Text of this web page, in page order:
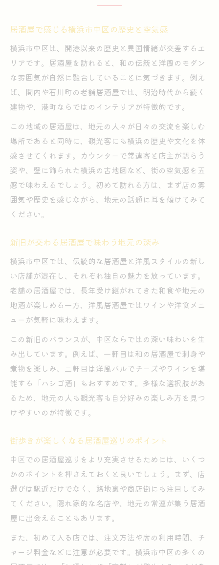
居酒屋で感じる横浜市中区の歴史と空気感
横浜市中区は、開港以来の歴史と異国情緒が交差するエ
リアです。居酒屋を訪れると、和の伝統と洋風のモダン
な雰囲気が自然に融合していることに気づきます。例え
ば、関内や石川町の老舗居酒屋では、明治時代から続く
建物や、港町ならではのインテリアが特徴的です。
この地域の居酒屋は、地元の人々が日々の交流を楽しむ
場所であると同時に、観光客にも横浜の歴史や文化を体
感させてくれます。カウンターで常連客と店主が語らう
姿や、壁に飾られた横浜の古地図など、街の空気感を五
感で味わえるでしょう。初めて訪れる方は、まず店の雰
囲気や歴史を感じながら、地元の話題に耳を傾けてみて
ください。
新旧が交わる居酒屋で味わう地元の深み
横浜市中区では、伝統的な居酒屋と洋風スタイルの新し
い店舗が混在し、それぞれ独自の魅力を放っています。
老舗の居酒屋では、長年受け継がれてきた和食や地元の
地酒が楽しめる一方、洋風居酒屋ではワインや洋食メニ
ューが気軽に味わえます。
この新旧のバランスが、中区ならではの深い味わいを生
み出しています。例えば、一軒目は和の居酒屋で刺身や
煮物を楽しみ、二軒目は洋風バルでチーズやワインを堪
能する「ハシゴ酒」もおすすめです。多様な選択肢があ
るため、地元の人も観光客も自分好みの楽しみ方を見つ
けやすいのが特徴です。
街歩きが楽しくなる居酒屋巡りのポイント
中区での居酒屋巡りをより充実させるためには、いくつ
かのポイントを押さえておくと良いでしょう。まず、店
選びは駅近だけでなく、路地裏や商店街にも注目してみ
てください。隠れ家的な名店や、地元の常連が集う居酒
屋に出会えることもあります。
また、初めて入る店では、注文方法や席の利用時間、チ
ャージ料金などに注意が必要です。横浜市中区の多くの